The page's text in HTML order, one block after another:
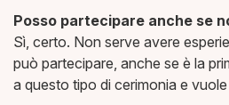
Posso partecipare anche se
Sì, certo. Non serve avere
può partecipare, anche se è la
a questo tipo di cerimonia e